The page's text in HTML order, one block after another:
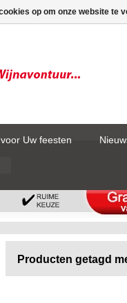
Uw feesten
Producten getagd
op om onze website te